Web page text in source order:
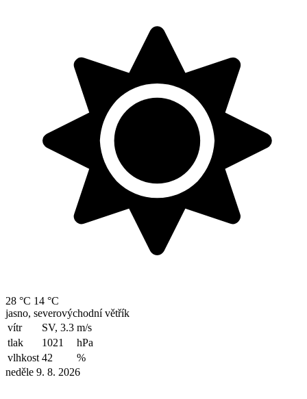
28 °C 14 °C
jasno, severovýchodní větřík
vítr
SV, 3.3 m/s
tlak
1021
hPa
vlhkost 42
%
neděle 9. 8. 2026